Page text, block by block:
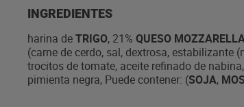
INGREDIENTES
harina deTRIGO, 21% QUESO
(carne de cerdo, sal, dextrosa,
trocitos de tomate, aceite refinado de
pimienta negra, Puede contener: (SOJA,